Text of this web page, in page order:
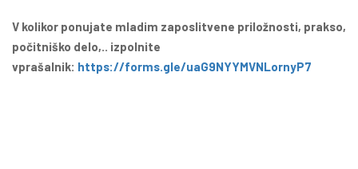
V kolikor ponujate mladim zaposlitvene priložnosti, prakso,
počitniško delo,.. izpolnite
vprašalnik: https://forms.gle/uaG9NYYMVNLornyP7